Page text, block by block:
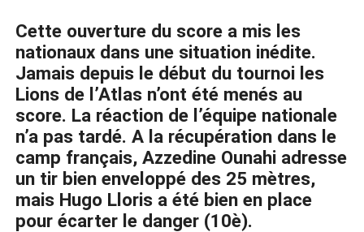
Cette ouverture du score a mis les
nationaux dans une situation inédite.
Jamais depuis le début du tournoi les
Lions de l’Atlas n’ont été menés au
score. La réaction de l’équipe nationale
n’a pas tardé. A la récupération dans le
camp français, Azzedine Ounahi adresse
un tir bien enveloppé des 25 mètres,
mais Hugo Lloris a été bien en place
pour écarter le danger (10è).